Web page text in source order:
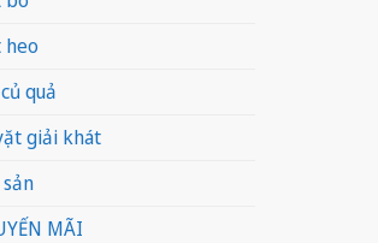
heo
quả
giải khát
MÃI